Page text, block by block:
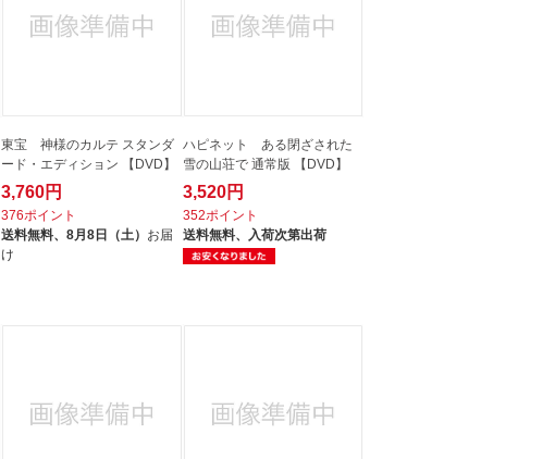
東宝 神様のカルテ スタンダ
ード・エディション 【DVD】
3,760円
376ポイント
送料無料、8月8日（土） お届
け
ハピネット ある閉ざされた
雪の山荘で 通常版 【DVD】
3,520円
352ポイント
送料無料、
入荷次第出荷